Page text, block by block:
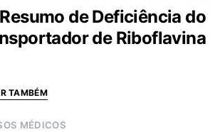
Resumo de Deficiência do
de Riboflavina
TAMBÉM
MÉDICOS